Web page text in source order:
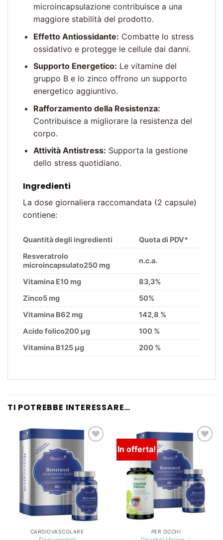
microincapsulazione contribuisce a una
maggiore stabilità del prodotto.
Effetto Antiossidante: Combatte lo stress
ossidativo e protegge le cellule dai danni.
Supporto Energetico: Le vitamine del
gruppo B e lo zinco offrono un supporto
energetico aggiuntivo.
Rafforzamento della Resistenza:
Contribuisce a migliorare la resistenza del
corpo.
Attività Antistress: Supporta la gestione
dello stress quotidiano.
Ingredienti
La dose giornaliera raccomandata (2 capsule)
contiene:
Quantità degli ingredienti
Quota di PDV*
Resveratrolo
microincapsulato250 mg
n.c.a.
Vitamina E10 mg
83,3%
Zinco5 mg
50%
Vitamina B62 mg
142,8 %
Acido folico200 μg
100 %
Vitamina B125 μg
200 %
TI POTREBBE INTERESSARE…
desideri
CARDIOVASCOLARE
In offerta!
desideri
PER OCCHI